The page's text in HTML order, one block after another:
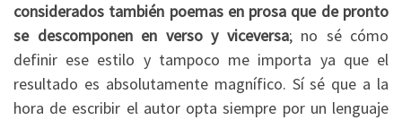
considerados también poemas en prosa que de pronto
se descomponen en verso y viceversa; no sé cómo
definir ese estilo y tampoco me importa ya que el
resultado es absolutamente magnífico. Sí sé que a la
hora de escribir el autor opta siempre por un lenguaje